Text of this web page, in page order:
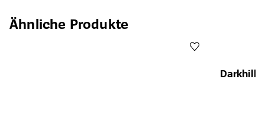
Produktgalerie überspringen
Ähnliche Produkte
Darkhill